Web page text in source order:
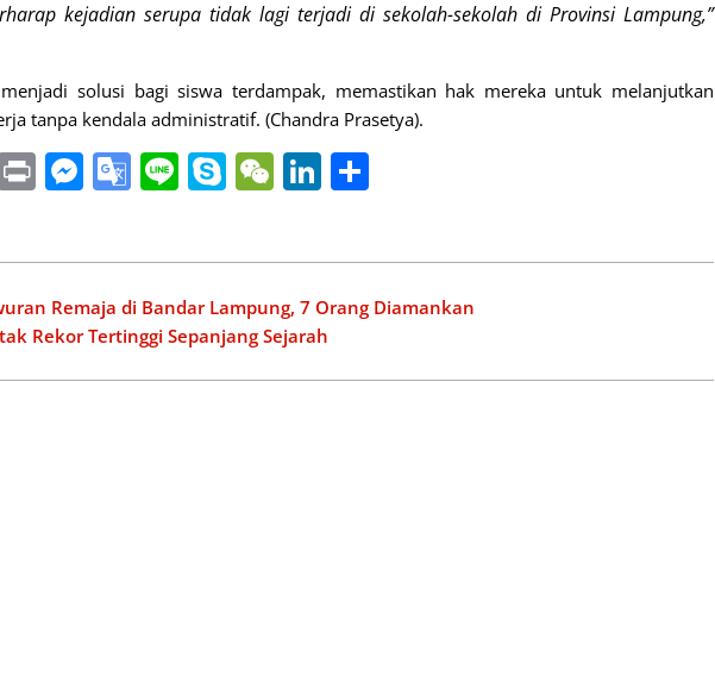
kejadian serupa tidak lagi terjadi di sekolah-sekolah di Provinsi Lampung,”
solusi bagi siswa terdampak, memastikan hak mereka untuk melanjutkan
tanpa kendala administratif. (Chandra Prasetya).
PrintMessenger
Google
LineSkypeWeChat
LinkedIn
Remaja di Bandar Lampung, 7 Orang Diamankan
Rekor Tertinggi Sepanjang Sejarah